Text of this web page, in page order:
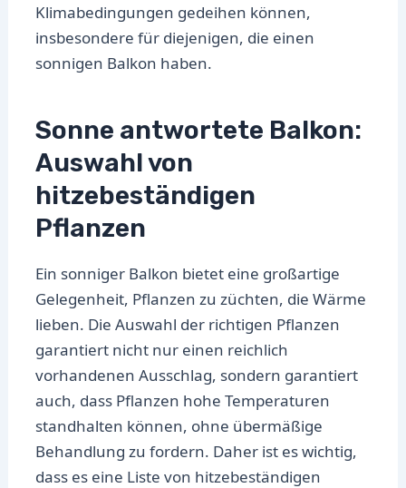
Klimabedingungen gedeihen können,
insbesondere für diejenigen, die einen
sonnigen Balkon haben.
Sonne antwortete Balkon:
Auswahl von
hitzebeständigen
Pflanzen
Ein sonniger Balkon bietet eine großartige
Gelegenheit, Pflanzen zu züchten, die Wärme
lieben. Die Auswahl der richtigen Pflanzen
garantiert nicht nur einen reichlich
vorhandenen Ausschlag, sondern garantiert
auch, dass Pflanzen hohe Temperaturen
standhalten können, ohne übermäßige
Behandlung zu fordern. Daher ist es wichtig,
dass es eine Liste von hitzebeständigen